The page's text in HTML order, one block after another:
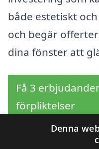
både estetiskt
och begär
dina fönster att
Få 3
förpliktelser
Denna